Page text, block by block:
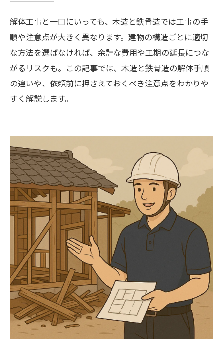
解体工事と一口にいっても、木造と鉄骨造では工事の手
順や注意点が大きく異なります。建物の構造ごとに適切
な方法を選ばなければ、余計な費用や工期の延長につな
がるリスクも。この記事では、木造と鉄骨造の解体手順
の違いや、依頼前に押さえておくべき注意点をわかりや
すく解説します。